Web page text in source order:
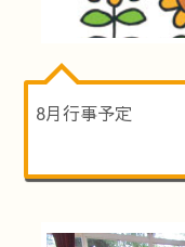
8月行事予定